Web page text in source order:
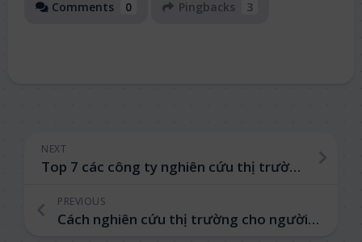
Comments 0 Pingbacks 3
NEXT
Top 7 các công ty nghiên cứu thị trường hàng đầu hiện nay
PREVIOUS
Cách nghiên cứu thị trường cho người mới bắt đầu